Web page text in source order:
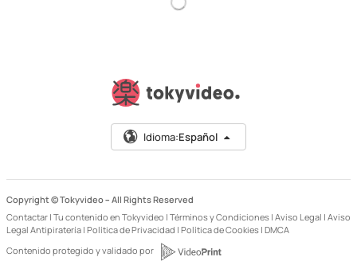
Idioma:Español
Copyright © Tokyvideo – All Rights Reserved
Contactar | Tu contenido en Tokyvideo | Términos y Condiciones | Aviso Legal | Aviso
Legal Antipiratería | Política de Privacidad | Política de Cookies | DMCA
Contenido protegido y validado por